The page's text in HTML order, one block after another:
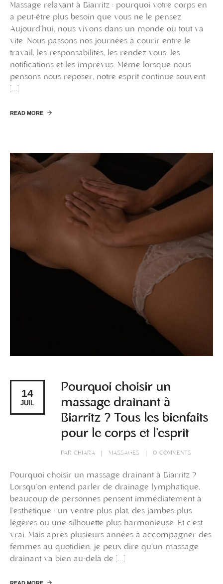
Massage relaxant à Biarritz : pourquoi votre corps en
a peut-être plus besoin que vous ne le pensez
Aujourd’hui, nous vivons dans un monde où tout va
vite. Nous passons nos journées à courir entre le
travail, les responsabilités, les rendez-vous, les
notifications et les imprévus. Même lorsque nous
pensons nous reposer, notre esprit continue souvent
[…]
READ MORE
14
JUIL
Pourquoi choisir un
massage drainant à
Biarritz ? Tous les bienfaits
pour le corps et l’esprit
PAR CHIARA MASSAGES 0 COMMENTS
Pourquoi choisir un massage drainant à Biarritz ?
Lorsqu’on entend parler de drainage lymphatique,
beaucoup de personnes pensent immédiatement à
l’esthétique : un ventre plus plat, des jambes plus
légères ou une silhouette plus harmonieuse. Et c’est
vrai. Mais après plusieurs années à accompagner des
femmes au quotidien, je peux dire qu’un massage
drainant va bien au-delà de […]